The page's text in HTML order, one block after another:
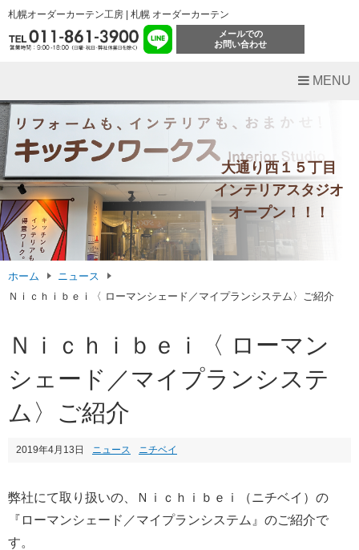
札幌オーダーカーテン工房 | 札幌 オーダーカーテン
メールでの
お問い合わせ
MENU
大通り西１５丁目
インテリアスタジオ
オープン！！！
ホーム
ニュース
Ｎｉｃｈｉｂｅｉ〈 ローマンシェード／マイプランシステム〉ご紹介
Ｎｉｃｈｉｂｅｉ〈 ローマン
シェード／マイプランシステ
ム〉ご紹介
2019年4月13日 ニュース ニチベイ
弊社にて取り扱いの、Ｎｉｃｈｉｂｅｉ（ニチベイ）の
『ローマンシェード／マイプランシステム』のご紹介で
す。